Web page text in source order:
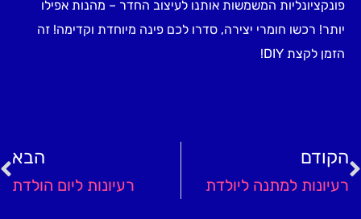
פונקציונליות המשמשות אותנו לעיצוב החדר – מהנות אפילו
יותר! רכשו חומרי יצירה, סדרו לכם פינה מיוחדת וקדימה! זה
הזמן לקצת DIY!
הקודם
רעיונות למתנה ליולדת
הבא
רעיונות ליום הולדת